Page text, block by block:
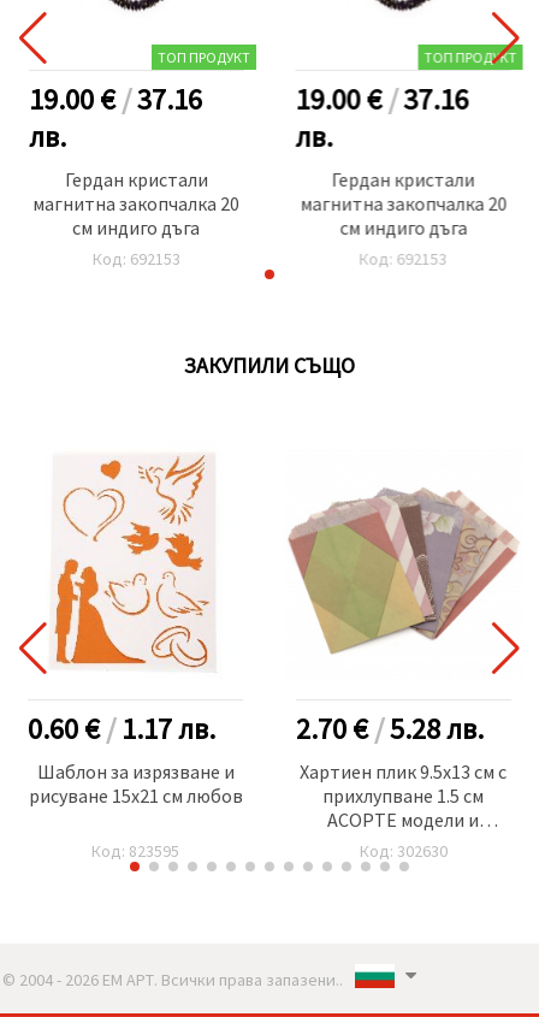
ТОП ПРОДУКТ
19.00 €/37.16
лв.
Гердан кристали
магнитна закопчалка 20
см индиго дъга
Код: 692153
ТОП ПРОДУКТ
19.00 €/37.16
лв.
Гердан кристали
магнитна закопчалка 20
см индиго дъга
Код: 692153
ЗАКУПИЛИ СЪЩО
0.60 €/1.17лв.
Шаблон за изрязване и
рисуване 15x21 см любов
Код: 823595
2.70 €/5.28лв.
Хартиен плик 9.5x13 см с
прихлупване 1.5 см
АСОРТЕ модели и
цветове -100 броя
Код: 302630
© 2004 - 2026 ЕМ АРТ. Всички права запазени..